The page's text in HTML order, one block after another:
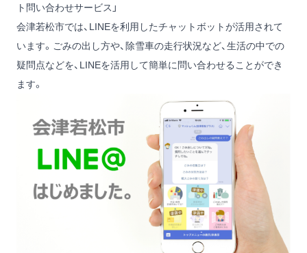
ト問い合わせサービス」
会津若松市では、LINEを利用したチャットボットが活用されて
います。ごみの出し方や、除雪車の走行状況など、生活の中での
疑問点などを、LINEを活用して簡単に問い合わせることができ
ます。